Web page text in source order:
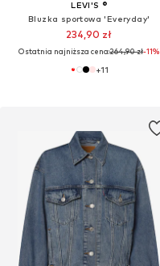
LEVI'S ®
Bluzka sportowa 'Everyday'
234,90 zł
Ostatnia najniższa cena:264,90 zł-11%
+11